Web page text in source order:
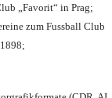
„Favorit“ in Prag;
zum Fussball Club